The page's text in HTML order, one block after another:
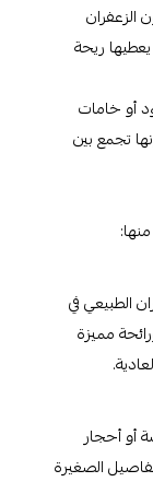
ريحة
خامات
بين
في
مميزة
الصغيرة